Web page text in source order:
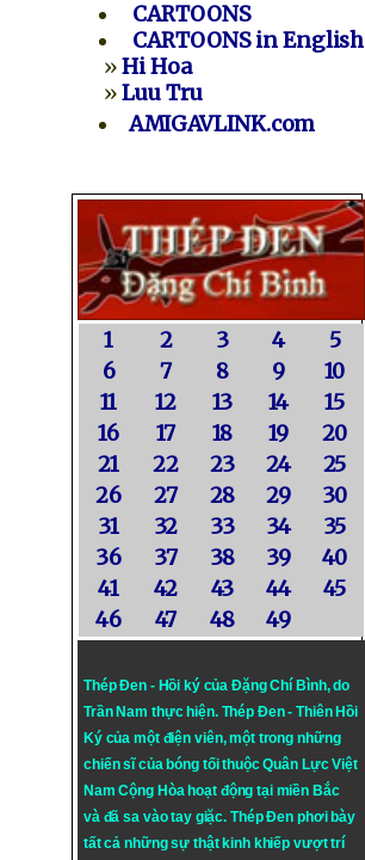
CARTOONS
CARTOONS in English
»Hi Hoa
»Luu Tru
AMIGAVLINK.com
1 2 3 4
5
6
7 8 9
10
11
12 13 14
15
16
17 18 19
20
21
22 23 24
25
26
27 28 29
30
31
32 33 34
35
36
37 38 39
40
41
42 43 44
45
46
47 48 49
Thép Đen - Hồi ký của Đặng Chí Bình, do
Trần Nam thực hiện. Thép Đen- Thiên Hồi
Ký của một điện viên, một trong những
chiến sĩ của bóng tối thuộc Quân Lực Việt
Nam Cộng Hòa hoạt động tại miền Bắc
và đã sa vào tay giặc. Thép Đen phơi bày
tất cả những sự thật kinh khiếp vượt trí